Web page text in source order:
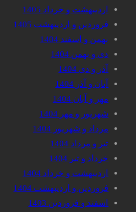
اردیبهشت و خرداد 1405
فروردین و اردیبهشت 1405
بهمن و اسفند 1404
دی و بهمن 1404
آذر و دی 1404
آبان و آذر 1404
مهر و آبان 1404
شهریور و مهر 1404
مرداد و شهریور 1404
تیر و مرداد 1404
خرداد و تیر 1404
اردیبهشت و خرداد 1404
فروردین و اردیبهشت 1404
اسفند و فروردین 1403